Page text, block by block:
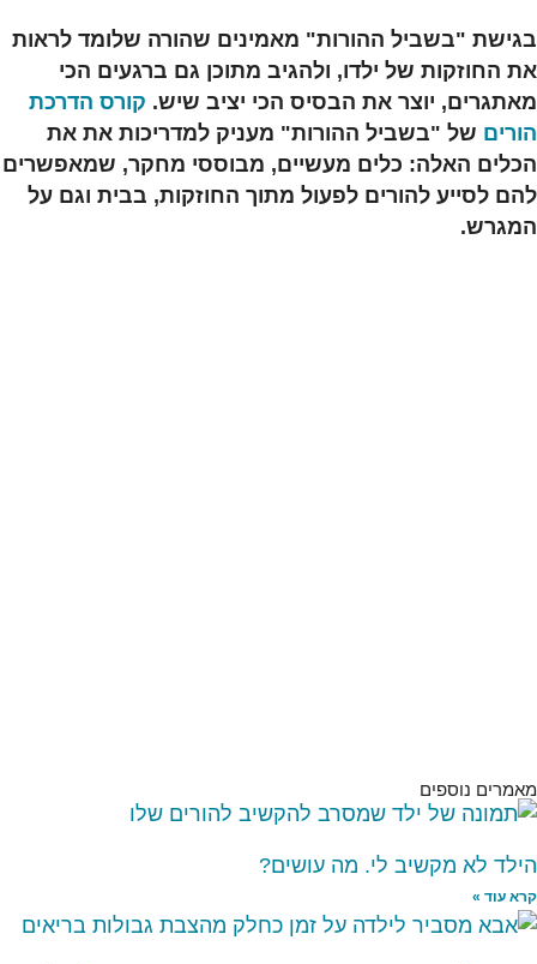
בגישת "בשביל ההורות" מאמינים שהורה שלומד לראות
את החוזקות של ילדו, ולהגיב מתוכן גם ברגעים הכי
מאתגרים, יוצר את הבסיס הכי יציב שיש. קורס הדרכת
הורים של "בשביל ההורות" מעניק למדריכות את את
הכלים האלה: כלים מעשיים, מבוססי מחקר, שמאפשרים
להם לסייע להורים לפעול מתוך החוזקות, בבית וגם על
המגרש.
מאמרים נוספים
הילד לא מקשיב לי. מה עושים?
קרא עוד »